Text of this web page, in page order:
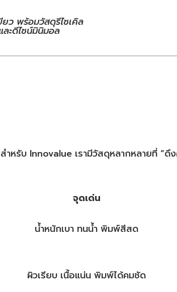
ว พร้อมวัสดุรีไซเคิล
ละดีไซน์มินิมอล
รับ Innovalue เรามีวัสดุหลากหลายที่ “ดึ
จุดเด่น
น้ำหนักเบา ทนน้ำ พิมพ์สีสด
ผิวเรียบ เนื้อแน่น พิมพ์ได้คมชัด